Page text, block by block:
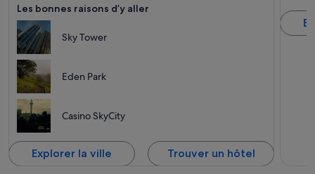
Les bonnes raisons d’y aller
Sky Tower
Eden Park
Casino SkyCity
Explorer la ville Trouver un hôtel